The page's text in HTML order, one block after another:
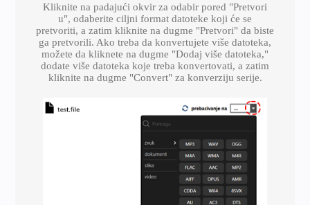
Kliknite na padajući okvir za odabir pored "Pretvori
u", odaberite ciljni format datoteke koji će se
pretvoriti, a zatim kliknite na dugme "Pretvori" da biste
ga pretvorili. Ako treba da konvertujete više datoteka,
možete da kliknete na dugme "Dodaj više datoteka,"
dodate više datoteka koje treba konvertovati, a zatim
kliknite na dugme "Convert" za konverziju serije.